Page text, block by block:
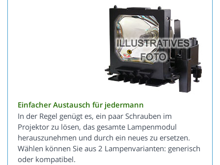
Einfacher Austausch für jedermann
In der Regel genügt es, ein paar Schrauben im
Projektor zu lösen, das gesamte Lampenmodul
herauszunehmen und durch ein neues zu ersetzen.
Wählen können Sie aus 2 Lampenvarianten: generisch
oder kompatibel.